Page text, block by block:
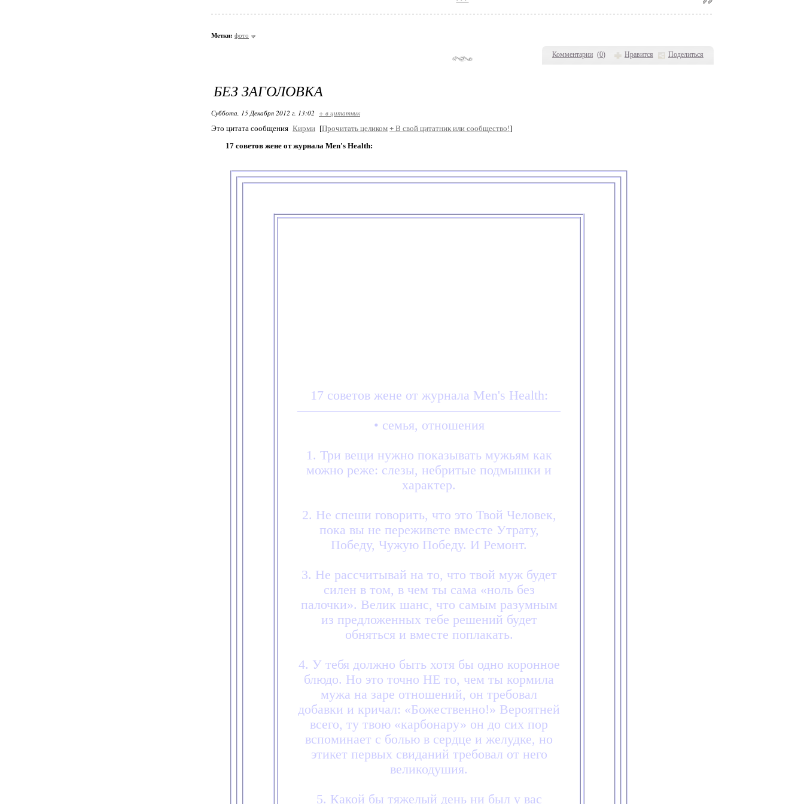
Комментарии (0) Нравится Поделиться
Метки: фото
БЕЗ ЗАГОЛОВКА
Суббота, 15 Декабря 2012 г. 13:02 + в цитатник
Это цитата сообщения Кирми [Прочитать целиком + В свой цитатник или сообщество!]
17 советов жене от журнала Men's Health:
17 советов жене от журнала Men's Health:
————————————————————
• семья, отношения
1. Три вещи нужно показывать мужьям как
можно реже: слезы, небритые подмышки и
характер.
2. Не спеши говорить, что это Твой Человек,
пока вы не переживете вместе Утрату,
Победу, Чужую Победу. И Ремонт.
3. Не рассчитывай на то, что твой муж будет
силен в том, в чем ты сама «ноль без
палочки». Велик шанс, что самым разумным
из предложенных тебе решений будет
обняться и вместе поплакать.
4. У тебя должно быть хотя бы одно коронное
блюдо. Но это точно НЕ то, чем ты кормила
мужа на заре отношений, он требовал
добавки и кричал: «Божественно!» Вероятней
всего, ту твою «карбонару» он до сих пор
вспоминает с болью в сердце и желудке, но
этикет первых свиданий требовал от него
великодушия.
5. Какой бы тяжелый день ни был у вас